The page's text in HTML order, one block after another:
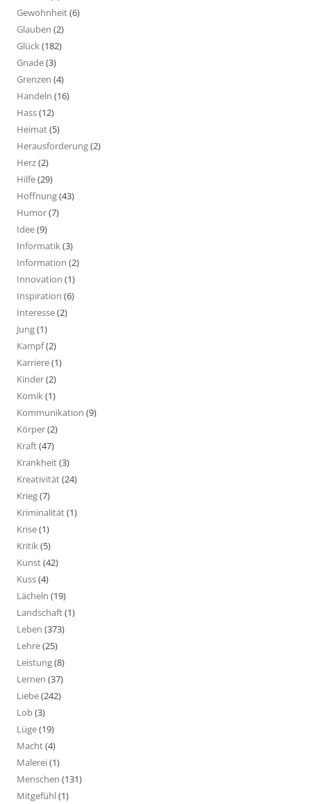
Gewohnheit(6)
Glauben (2)
Glück(182)
Gnade(3)
Grenzen (4)
Handeln (16)
Hass(12)
Heimat(5)
Herausforderung(2)
Herz(2)
Hilfe(29)
Hoffnung(43)
Humor(7)
Idee(9)
Informatik(3)
Information (2)
Innovation (1)
Inspiration (6)
Interesse(2)
Jung(1)
Kampf(2)
Karriere(1)
Kinder(2)
Komik(1)
Kommunikation (9)
Körper(2)
Kraft(47)
Krankheit(3)
Kreativität(24)
Krieg(7)
Kriminalität(1)
Krise(1)
Kritik(5)
Kunst(42)
Kuss(4)
Lächeln (19)
Landschaft(1)
Leben (373)
Lehre(25)
Leistung(8)
Lernen (37)
Liebe(242)
Lob(3)
Lüge(19)
Macht(4)
Malerei(1)
Menschen (131)
Mitgefühl(1)